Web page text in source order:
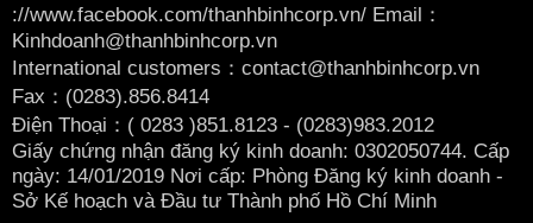
://www.facebook.com/thanhbinhcorp.vn/ Email：
Kinhdoanh@thanhbinhcorp.vn
International customers：contact@thanhbinhcorp.vn
Fax：(0283).856.8414
Điện Thoại：( 0283 )851.8123 - (0283)983.2012
Giấy chứng nhận đăng ký kinh doanh: 0302050744. Cấp
ngày: 14/01/2019 Nơi cấp: Phòng Đăng ký kinh doanh -
Sở Kế hoạch và Đầu tư Thành phố Hồ Chí Minh